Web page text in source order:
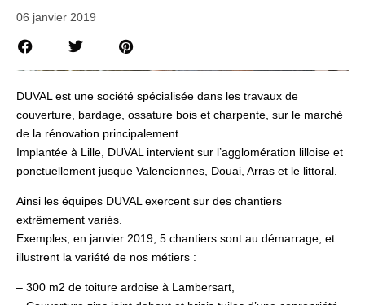
06 janvier 2019
DUVAL est une société spécialisée dans les travaux de
couverture, bardage, ossature bois et charpente, sur le marché
de la rénovation principalement.
Implantée à Lille, DUVAL intervient sur l’agglomération lilloise et
ponctuellement jusque Valenciennes, Douai, Arras et le littoral.
Ainsi les équipes DUVAL exercent sur des chantiers
extrêmement variés.
Exemples, en janvier 2019, 5 chantiers sont au démarrage, et
illustrent la variété de nos métiers :
– 300 m2 de toiture ardoise à Lambersart,